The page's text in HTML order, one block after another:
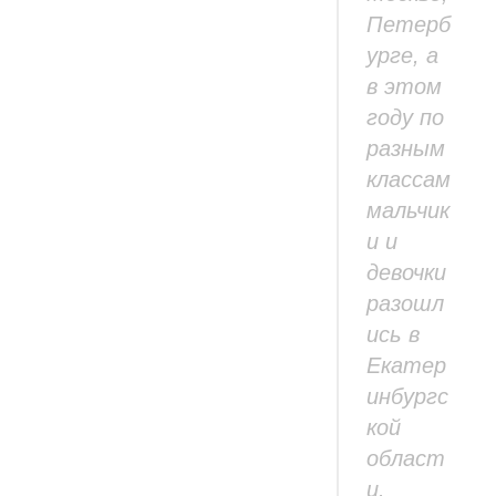
Петерб
урге, а
в этом
году по
разным
классам
мальчик
и и
девочки
разошл
ись в
Екатер
инбургс
кой
област
и.